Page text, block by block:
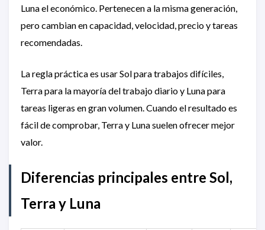
Luna el económico. Pertenecen a la misma generación,
pero cambian en capacidad, velocidad, precio y tareas
recomendadas.
La regla práctica es usar Sol para trabajos difíciles,
Terra para la mayoría del trabajo diario y Luna para
tareas ligeras en gran volumen. Cuando el resultado es
fácil de comprobar, Terra y Luna suelen ofrecer mejor
valor.
Diferencias principales entre Sol,
Terra y Luna